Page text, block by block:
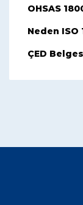
OHSAS
Neden ISO
ÇED